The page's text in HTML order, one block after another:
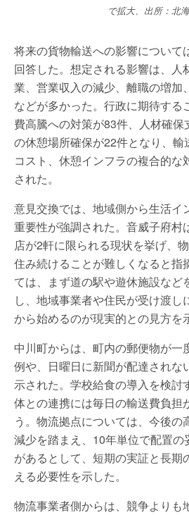
で拡大、出所：北海
将来の貨物輸送への影響について
回答した。想定される影響は、人
業、営業収入の減少、離職の増加
などが多かった。行政に期待する
費高騰への対策が83件、人材確保
の休憩場所確保が22件となり、輸
コスト、休憩インフラの複合的な
された。
意見交換では、地域側から生活イ
重要性が強調された。音威子府村
店が2軒に限られる現状を挙げ、
住み続けることが難しくなると指
ては、まず道の駅や遊休施設など
し、地域事業者や住民が受け渡し
から始めるのが現実的との見方を
中川町からは、町内の郵便物が一
例や、日曜日に新聞が配達されな
示された。学校給食の導入を検討
体との連携には毎日の輸送費負担
う。物流拠点については、今後の
減少を踏まえ、10年単位で配置の
があるとして、短期の実証と長期
える必要性を示した。
物流事業者側からは、競争よりも